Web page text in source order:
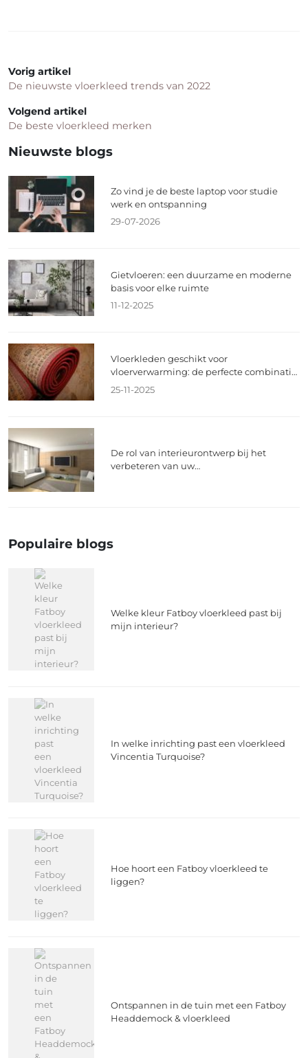
Vorig artikel
De nieuwste vloerkleed trends van 2022
Volgend artikel
De beste vloerkleed merken
Nieuwste blogs
Zo vind je de beste laptop voor studie
werk en ontspanning
29-07-2026
Gietvloeren: een duurzame en moderne
basis voor elke ruimte
11-12-2025
Vloerkleden geschikt voor
vloerverwarming: de perfecte combinatie
van warmte en stijl
25-11-2025
De rol van interieurontwerp bij het
verbeteren van uw
Populaire blogs
Welke kleur Fatboy vloerkleed past bij
mijn interieur?
In welke inrichting past een vloerkleed
Vincentia Turquoise?
Hoe hoort een Fatboy vloerkleed te
liggen?
Ontspannen in de tuin met een Fatboy
Headdemock & vloerkleed